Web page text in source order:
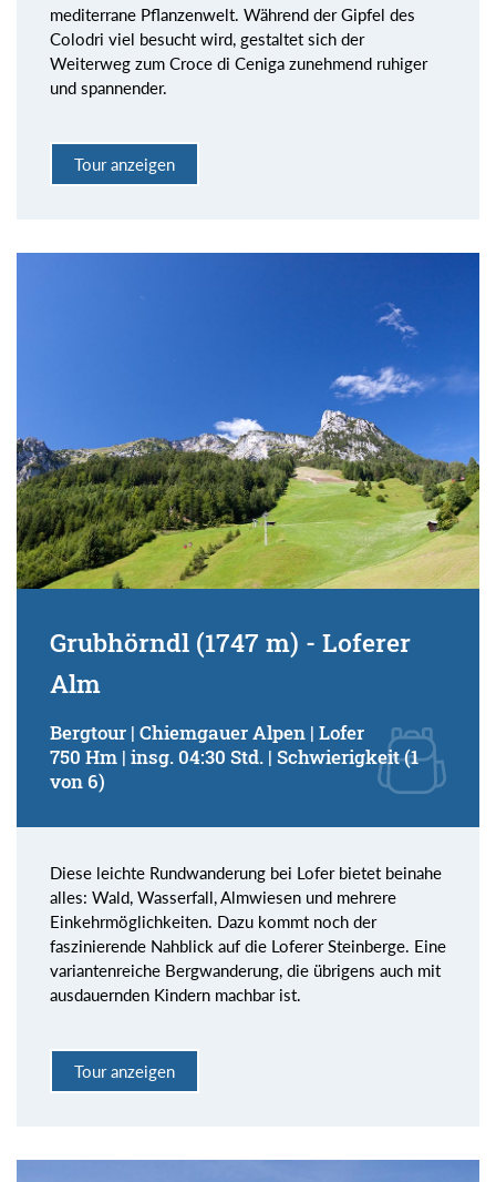
mediterrane Pflanzenwelt. Während der Gipfel des
Colodri viel besucht wird, gestaltet sich der
Weiterweg zum Croce di Ceniga zunehmend ruhiger
und spannender.
Tour anzeigen
Grubhörndl (1747 m) - Loferer
Alm
Bergtour | Chiemgauer Alpen | Lofer
750 Hm | insg. 04:30 Std. | Schwierigkeit (1
von 6)
Diese leichte Rundwanderung bei Lofer bietet beinahe
alles: Wald, Wasserfall, Almwiesen und mehrere
Einkehrmöglichkeiten. Dazu kommt noch der
faszinierende Nahblick auf die Loferer Steinberge. Eine
variantenreiche Bergwanderung, die übrigens auch mit
ausdauernden Kindern machbar ist.
Tour anzeigen